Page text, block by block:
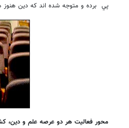
پي برده و متوجه شده اند كه دين هنوز
محور فعاليت هر دو عرصه علم و